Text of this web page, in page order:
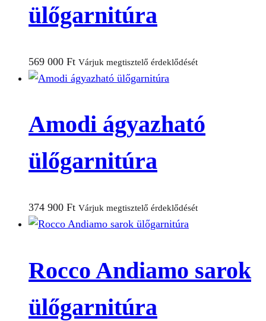
ülőgarnitúra
569 000 Ft Várjuk megtisztelő érdeklődését
Amodi ágyazható
ülőgarnitúra
374 900 Ft Várjuk megtisztelő érdeklődését
Rocco Andiamo sarok
ülőgarnitúra